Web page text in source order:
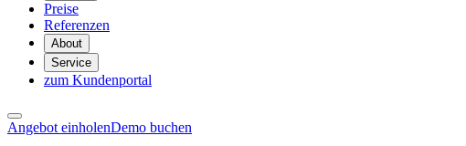
Preise
Referenzen
About
Service
zum Kundenportal
Angebot einholenDemo buchen